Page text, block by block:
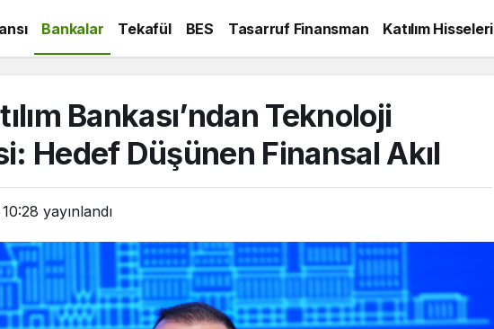
Bankalar Tekafül BES Tasarruf Finansman Katılım Hisseleri
Bankası’ndan Teknoloji
Hedef Düşünen Finansal Akıl
yayınlandı